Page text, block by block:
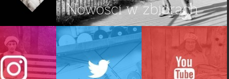
Nowości w zbiorach